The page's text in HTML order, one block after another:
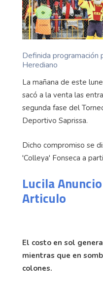
Definida programación
Herediano
La mañana de este
sacó a la venta las
segunda fase del
Deportivo Saprissa.
Dicho compromiso se
'Colleya' Fonseca a
Lucila
Articulo
El costo en sol
mientras que en
colones.